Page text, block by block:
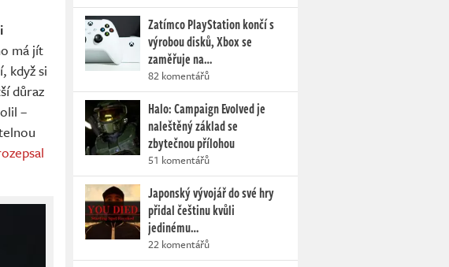
má jít
když si
důraz
–
Zatímco PlayStation končí s
výrobou disků, Xbox se
zaměřuje na…
82 komentářů
Halo: Campaign Evolved je
naleštěný základ se
zbytečnou přílohou
51 komentářů
Japonský vývojář do své hry
přidal češtinu kvůli
jedinému…
22 komentářů